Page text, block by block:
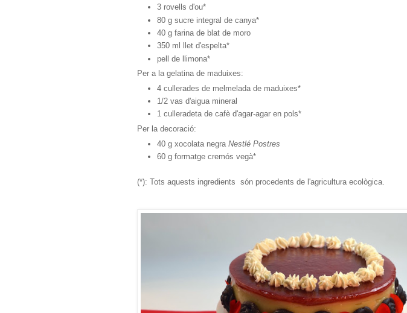
3 rovells d'ou*
80 g sucre integral de canya*
40 g farina de blat de moro
350 ml llet d'espelta*
pell de llimona*
Per a la gelatina de maduixes:
4 cullerades de melmelada de maduixes*
1/2 vas d'aigua mineral
1 culleradeta de cafè d'agar-agar en pols*
Per la decoració:
40 g xocolata negra Nestlé Postres
60 g formatge cremós vegà*
(*): Tots aquests ingredients són procedents de l'agricultura ecològica.